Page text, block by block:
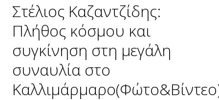
Στέλιος Καζαντζίδης:
Πλήθος κόσμου και
συγκίνηση στη μεγάλη
συναυλία στο